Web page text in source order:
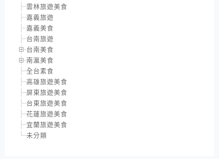
雲林旅遊美食
嘉義旅遊
嘉義美食
台南旅遊
台南美食
南瀛美食
全台素食
高雄旅遊美食
屏東旅遊美食
台東旅遊美食
花蓮旅遊美食
宜蘭旅遊美食
未分類